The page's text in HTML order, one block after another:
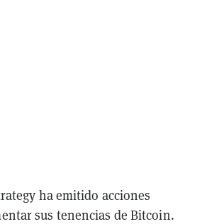
ha emitido acciones
sus tenencias de Bitcoin.